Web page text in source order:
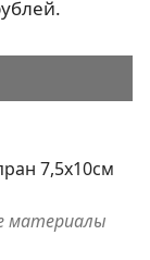
7,5х10см
материалы